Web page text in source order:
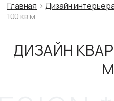
Главная Дизайн интерьера
100 кв м
ДИЗАЙН
М